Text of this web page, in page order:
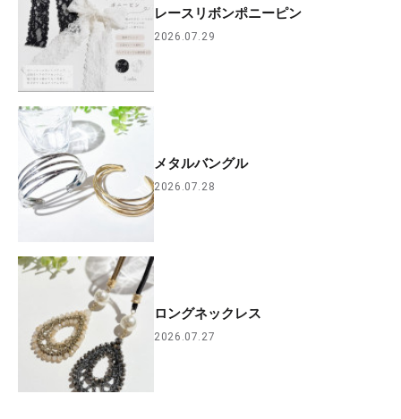
レースリボンポニーピン
2026.07.29
メタルバングル
2026.07.28
ロングネックレス
2026.07.27